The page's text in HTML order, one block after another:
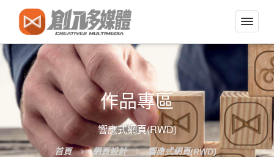
切
換
導
選
單
作品專區
響應式網頁(RWD)
首頁 網頁設計 響應式網頁(RWD)